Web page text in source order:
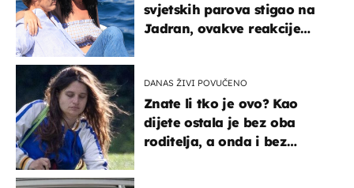
svjetskih parova stigao na
Jadran, ovakve reakcije
DANAS ŽIVI POVUČENO
Znate li tko je ovo? Kao
dijete ostala je bez oba
roditelja, a onda i bez